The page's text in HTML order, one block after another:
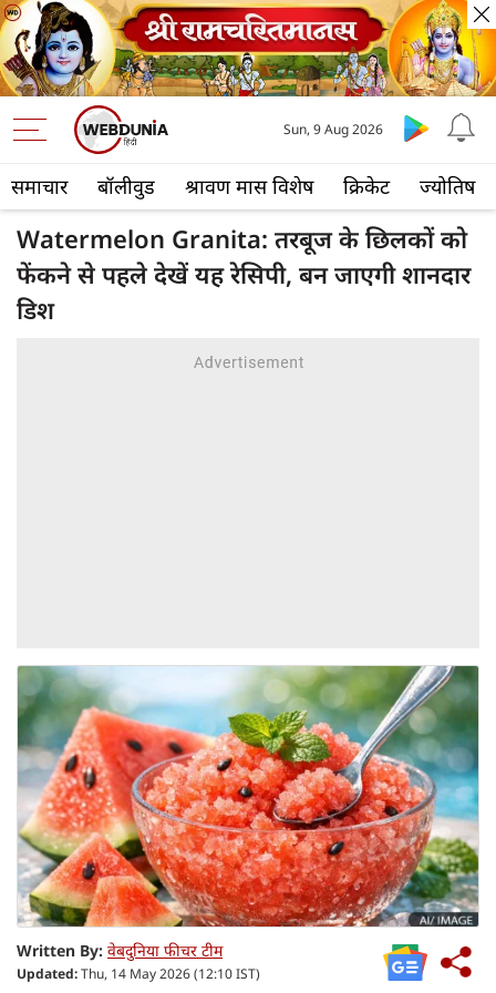
समाचार बॉलीवुड श्रावण मास विशेष क्रिकेट ज्योतिष
Sun, 9 Aug 2026
Watermelon Granita: तरबूज के छिलकों को
फेंकने से पहले देखें यह रेसिपी, बन जाएगी शानदार
डिश
Written By: वेबदुनिया फीचर टीम
Updated:Thu, 14 May 2026 (12:10 IST)